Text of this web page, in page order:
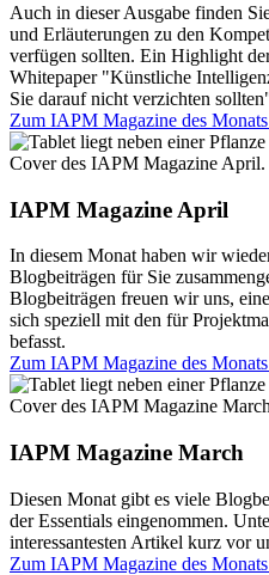
Auch in dieser Ausgabe finden
und Erläuterungen zu den
verfügen sollten. Ein Highlight
Whitepaper "Künstliche
Sie darauf nicht verzichten
Zum IAPM Magazine des Monats
IAPM Magazine April
In diesem Monat haben wir
Blogbeiträgen für Sie
Blogbeiträgen freuen wir uns,
sich speziell mit den für
befasst.
Zum IAPM Magazine des Monats
IAPM Magazine March
Diesen Monat gibt es viele
der Essentials eingenommen.
interessantesten Artikel kurz vor
Zum IAPM Magazine des Monats